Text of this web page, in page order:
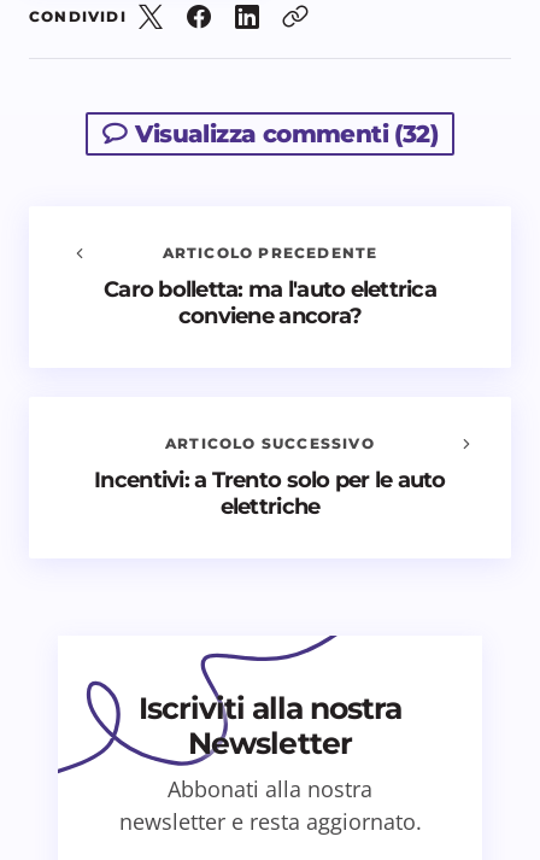
CONDIVIDI
Visualizza commenti (32)
Salva il mio nome e email in questo browser
per il prossimo commento.
Avvisami quando vengono aggiunti nuovi
ARTICOLO PRECEDENTE
Caro bolletta: ma l'auto elettrica
conviene ancora?
ARTICOLO SUCCESSIVO
Incentivi: a Trento solo per le auto
elettriche
Iscriviti alla nostra
Newsletter
Abbonati alla nostra
newsletter e resta aggiornato.